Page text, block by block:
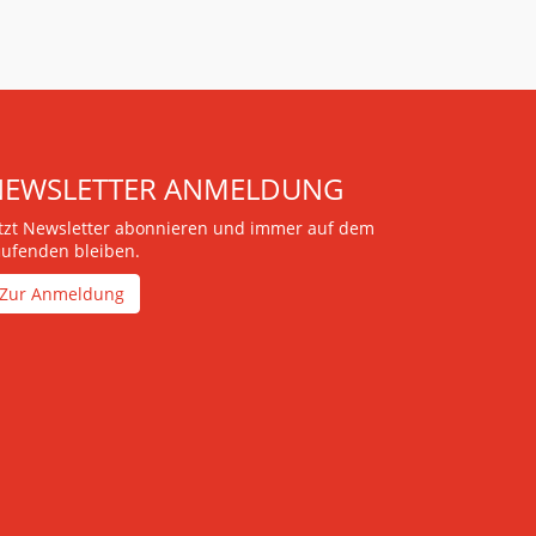
ANMELDUNG
Newsletter abonnieren und immer auf dem
bleiben.
Zur Anmeldung